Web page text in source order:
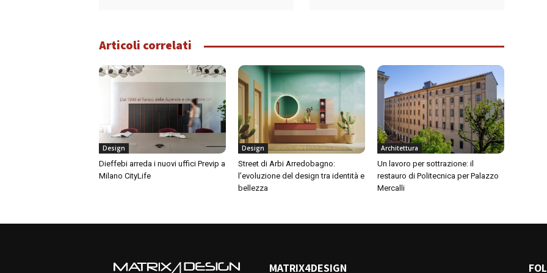
Articoli correlati
Design
Dieffebi arreda i nuovi uffici Previp a
Milano CityLife
Design
Street di Arbi Arredobagno:
l’evoluzione del design tra identità e
bellezza
Architettura
Un lavoro per sottrazione: il
restauro di Politecnica per Palazzo
Mercalli
MATRIX4DESIGN